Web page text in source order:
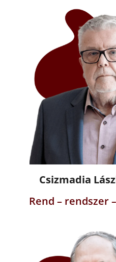
Csizmadia
Rend – rendszer